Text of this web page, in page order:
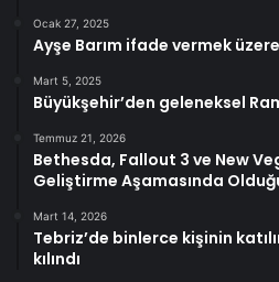
Ocak 27, 2025
Ayşe Barım ifade vermek
Mart 5, 2025
Büyükşehir’den geleneksel
Temmuz 21, 2026
Bethesda, Fallout 3 ve New
Geliştirme Aşamasında
Mart 14, 2026
Tebriz’de binlerce kişinin
kılındı